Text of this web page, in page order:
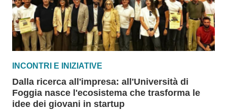
INCONTRI E INIZIATIVE
Dalla ricerca all'impresa: all'Università di
Foggia nasce l'ecosistema che trasforma le
idee dei giovani in startup